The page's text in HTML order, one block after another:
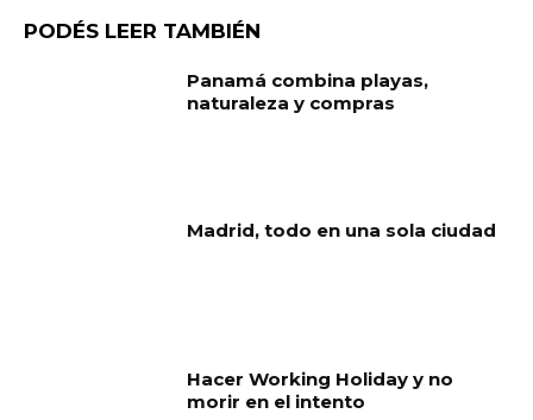
PODÉS LEER TAMBIÉN
Panamá combina playas,
naturaleza y compras
Madrid, todo en una sola ciudad
Hacer Working Holiday y no
morir en el intento